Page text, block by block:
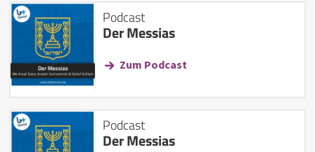
Podcast
Der Messias
Zum Podcast
Podcast
Der Messias